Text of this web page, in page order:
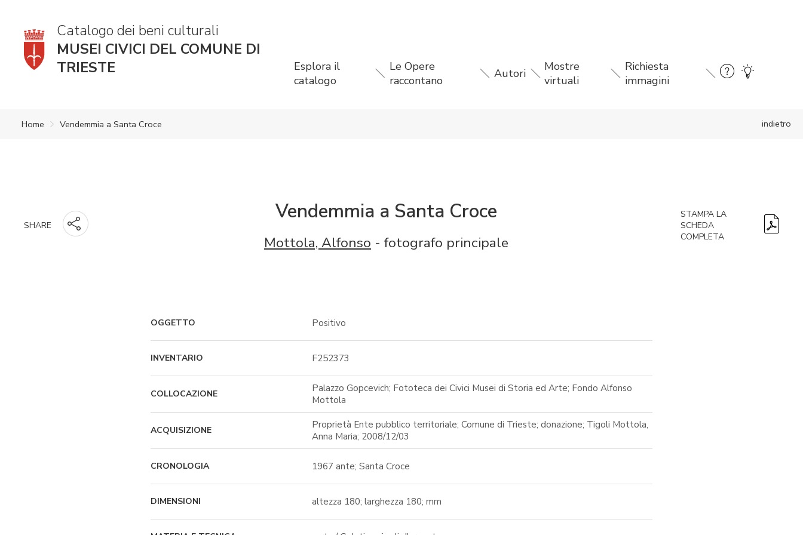
Catalogo dei beni culturali
MUSEI CIVICI DEL COMUNE DI
TRIESTE
Esplora il
catalogo
Le Opere
raccontano
Autori
Mostre
virtuali
Richiesta
immagini
indietro
Home Vendemmia a Santa Croce
SHARE
Vendemmia a Santa Croce
Mottola, Alfonso - fotografo principale
STAMPA LA
SCHEDA
COMPLETA
OGGETTO Positivo
INVENTARIO F252373
COLLOCAZIONE
Palazzo Gopcevich; Fototeca dei Civici Musei di Storia ed Arte; Fondo Alfonso
Mottola
ACQUISIZIONE
Proprietà Ente pubblico territoriale; Comune di Trieste; donazione; Tigoli Mottola,
Anna Maria; 2008/12/03
CRONOLOGIA 1967 ante; Santa Croce
DIMENSIONI altezza 180; larghezza 180; mm